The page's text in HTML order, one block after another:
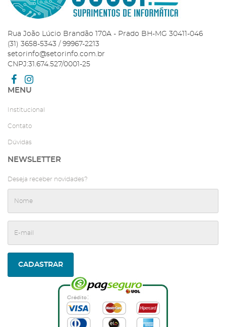
Rua João Lúcio Brandão 170A - Prado BH-MG 30411-046
(31) 3658-5343 / 99967-2213
setorinfo@setorinfo.com.br
CNPJ:31.674.527/0001-25
MENU
Institucional
Contato
Dúvidas
NEWSLETTER
Deseja receber novidades?
CADASTRAR